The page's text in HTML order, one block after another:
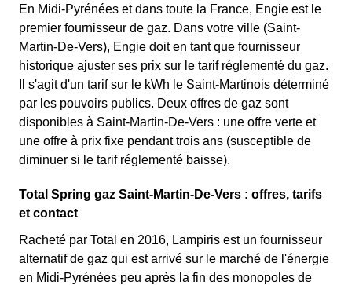
En Midi-Pyrénées et dans toute la France, Engie est le
premier fournisseur de gaz. Dans votre ville (Saint-
Martin-De-Vers), Engie doit en tant que fournisseur
historique ajuster ses prix sur le tarif réglementé du gaz.
Il s'agit d'un tarif sur le kWh le Saint-Martinois déterminé
par les pouvoirs publics. Deux offres de gaz sont
disponibles à Saint-Martin-De-Vers : une offre verte et
une offre à prix fixe pendant trois ans (susceptible de
diminuer si le tarif réglementé baisse).
Total Spring gaz Saint-Martin-De-Vers : offres, tarifs
et contact
Racheté par Total en 2016, Lampiris est un fournisseur
alternatif de gaz qui est arrivé sur le marché de l'énergie
en Midi-Pyrénées peu après la fin des monopoles de